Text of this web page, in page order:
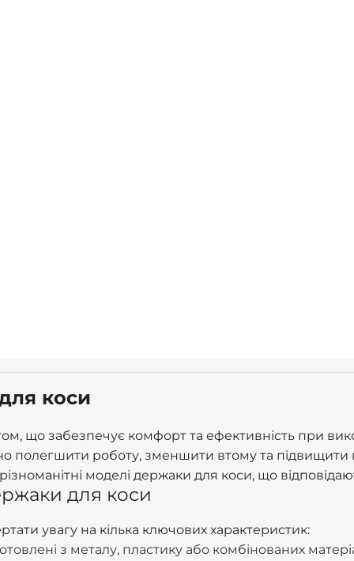
коси
що забезпечує комфорт та ефективність при
роботу, зменшити втому та підвищити
моделі держаки для коси, що
для коси
увагу на кілька ключових характеристик:
з металу, пластику або комбінованих